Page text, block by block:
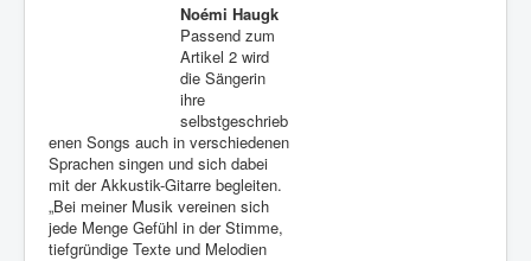
Noémi Haugk
Passend zum
Artikel 2 wird
die Sängerin
ihre
selbstgeschrieb
enen Songs auch in verschiedenen
Sprachen singen und sich dabei
mit der Akkustik-Gitarre begleiten.
„Bei meiner Musik vereinen sich
jede Menge Gefühl in der Stimme,
tiefgründige Texte und Melodien